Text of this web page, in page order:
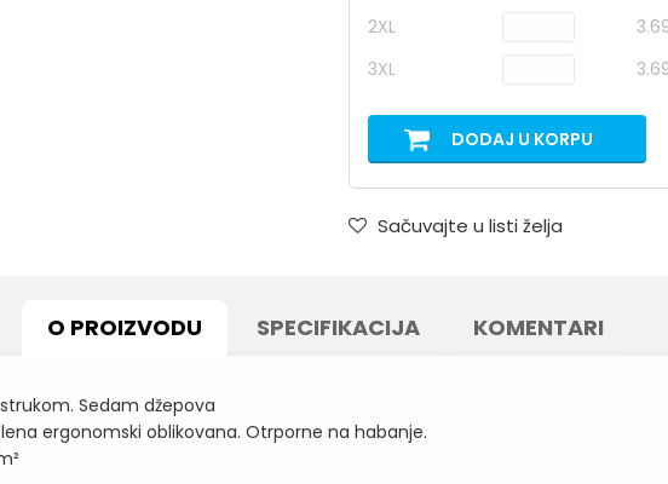
2XL
3XL
DODAJ U KORPU
Sačuvajte u listi želja
O PROIZVODU SPECIFIKACIJA KOMENTARI
Sedam džepova
ergonomski oblikovana. Otrporne na habanje.